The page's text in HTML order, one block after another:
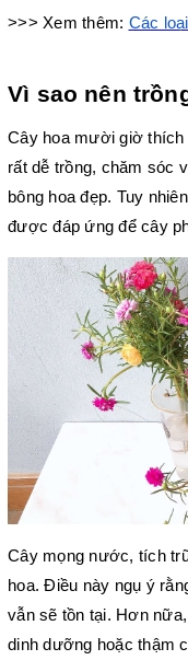
>>> Xem thêm: Các
Vì sao nên
Cây hoa mười giờ
rất dễ trồng, chăm sóc
bông hoa đẹp. Tuy
được đáp ứng để cây
Cây mọng nước, tích
hoa. Điều này ngụ ý
vẫn sẽ tồn tại. Hơn
dinh dưỡng hoặc thậm